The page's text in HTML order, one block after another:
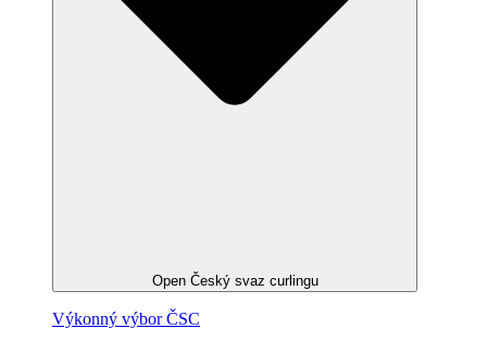
Open Český svaz curlingu
Výkonný výbor ČSC